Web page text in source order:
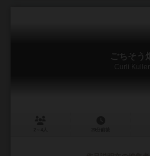
ごちそう畑
Curli Kuller